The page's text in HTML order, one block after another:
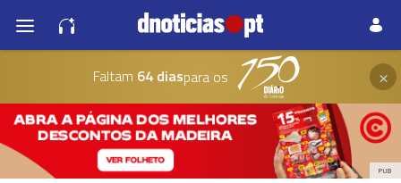
Faltam 64 diaspara os ×
PUB